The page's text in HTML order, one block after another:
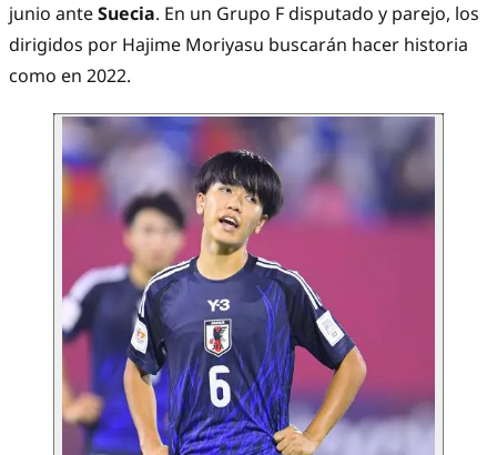
junio anteSuecia. En un Grupo F disputado y parejo, los
dirigidos por Hajime Moriyasu buscarán hacer historia
como en 2022.